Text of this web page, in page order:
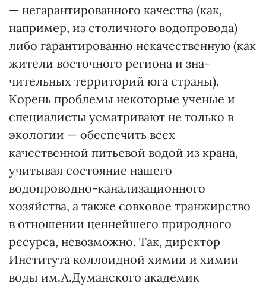
— негарантированного качества (как,
например, из столичного водопровода)
либо гаран­тированно некачественную (как
жители восточного региона и зна­
чительных территорий юга страны).
Корень проблемы некоторые ученые и
специалисты усмат­ривают не только в
экологии — обеспечить всех
качественной питьевой водой из крана,
учитывая состояние нашего
водопроводно-канализационного
хозяйст­ва, а также совковое транжирст­во
в отношении ценнейшего природного
ресурса, невозможно. Так, директор
Института коллоид­ной химии и химии
воды им.А.Думанского академик